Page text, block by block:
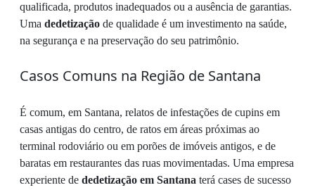
qualificada, produtos inadequados ou a ausência de garantias.
Uma dedetização de qualidade é um investimento na saúde,
na segurança e na preservação do seu patrimônio.
Casos Comuns na Região de Santana
É comum, em Santana, relatos de infestações de cupins em
casas antigas do centro, de ratos em áreas próximas ao
terminal rodoviário ou em porões de imóveis antigos, e de
baratas em restaurantes das ruas movimentadas. Uma empresa
experiente de dedetização em Santana terá cases de sucesso